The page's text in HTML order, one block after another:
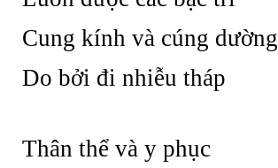
Cung kính và cúng dường
Do bởi đi nhiễu tháp
Thân thể và y phục